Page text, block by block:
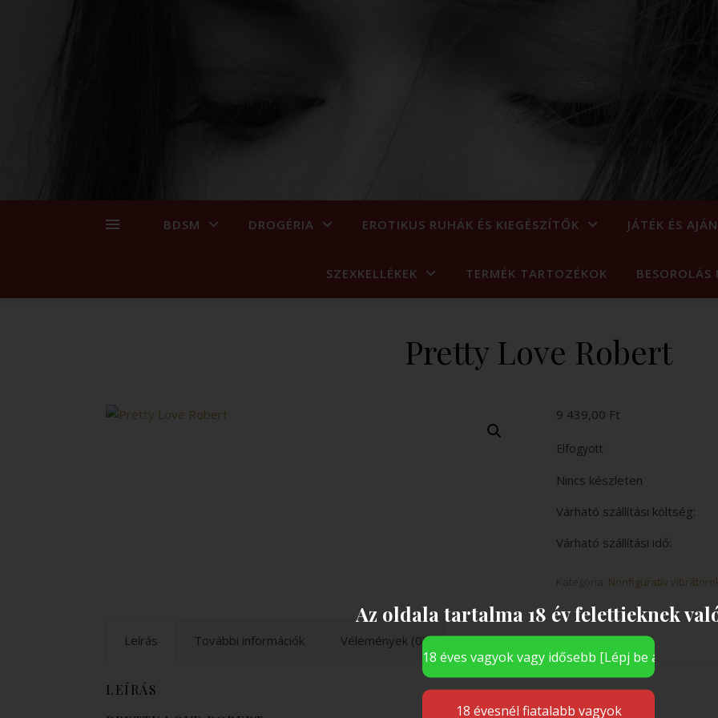
BDSM DROGÉRIA EROTIKUS RUHÁK ÉS KIEGÉSZÍTŐK JÁTÉK ÉS
SZEXKELLÉKEK TERMÉK TARTOZÉKOK BESOROLÁS
Pretty Love Robert
9 439,00 Ft
Elfogyott
Nincs készleten
Várható szállítási költség:
Várható szállítási idő:
Nonfiguratív
Leírás További információk Vélemények (0)
LEÍRÁS
Az oldala tartalma 18 év felettieknek